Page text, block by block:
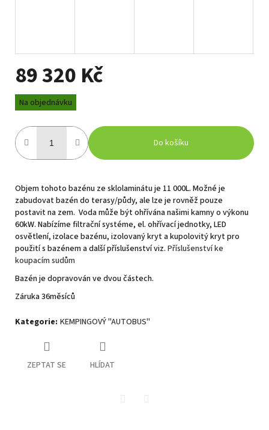
89 320 Kč
Měrná
cena:
Na objednávku
Do košíku
Objem tohoto bazénu ze sklolaminátu je 11 000L. Možné je
zabudovat bazén do terasy/půdy, ale lze je rovněž pouze
postavit na zem. Voda může být ohřívána našimi kamny o výkonu
60kW. Nabízíme filtrační systéme, el. ohřívací jednotky, LED
osvětlení, izolace bazénu, izolovaný kryt a kupolovitý kryt pro
použití s bazénem a další příslušenství viz. Příslušenství ke
koupacím sudům
Bazén je dopravován ve dvou částech.
Záruka 36měsíců
Kategorie: KEMPINGOVÝ "AUTOBUS"
ZEPTAT SE HLÍDAT